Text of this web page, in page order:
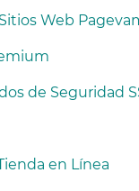
Web
de Seguridad
en Línea